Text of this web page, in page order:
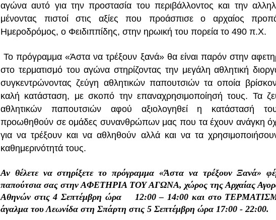
αγώνα αυτό για την προστασία του περιβάλλοντος και την
μένοντας πιστοί στις αξίες που προάσπισε ο αρχαίος
Ημεροδρόμος, ο Φειδιππίδης, στην ηρωική του πορεία το 490 π.Χ.
Το πρόγραμμα«Άστα να τρέξουν ξανά» θα είναι παρόν στην
στο τερματισμό του αγώνα στηρίζοντας την μεγάλη αθλητική
συγκεντρώνοντας ζεύγη αθλητικών παπουτσιών τα οποία
καλή κατάσταση, με σκοπό την επαναχρησιμοποίησή τους. Τα
αθλητικών παπουτσιών αφού αξιολογηθεί η κατάστασή
προωθηθούν σε ομάδες συνανθρώπων μας που τα έχουν ανάγκη
για να τρέξουν και να αθληθούν αλλά και να τα
καθημερινότητά τους.
Αν θέλετε να στηρίξετε το πρόγραμμα «Άστα να τρέξουν Ξανά»
παπούτσια σας στην ΑΦΕΤΗΡΙΑ ΤΟΥ ΑΓΩΝΑ, χώρος της Αρχαίας
Αθηνών στις 4 Σεπτέμβρη ώρα 12:00 – 14:00 και στο
άγαλμα του Λεωνίδα στη Σπάρτη στις 5 Σεπτέμβρη ώρα 17:00 - 22:00.